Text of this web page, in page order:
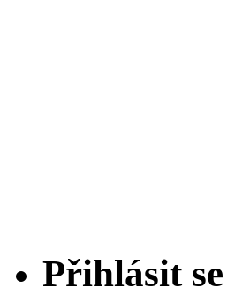
Přihlásit se